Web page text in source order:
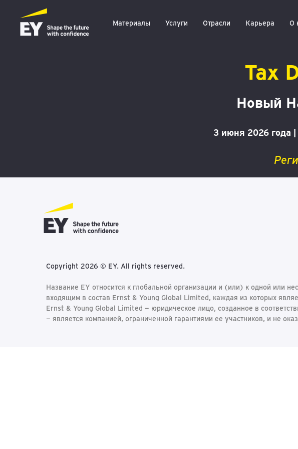
Материалы Услуги Отрасли Карьера О
Tax
Новый
3 июня 2026 года
Copyright 2026 © EY. All rights reserved.
Название EY относится к глобальной организации и (или) к одной или
входящим в состав Ernst & Young Global Limited, каждая из которых
Ernst & Young Global Limited − юридическое лицо, созданное в
− является компанией, ограниченной гарантиями ее участников, и не